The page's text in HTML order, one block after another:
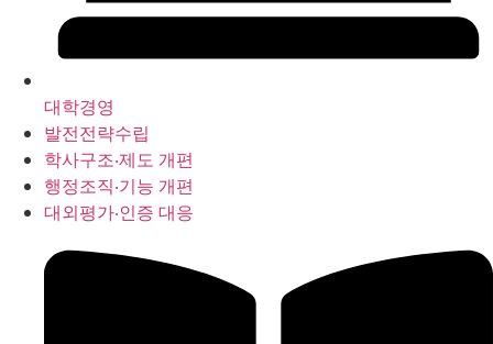
대학경영
발전전략수립
학사구조‧제도 개편
행정조직‧기능 개편
대외평가‧인증 대응